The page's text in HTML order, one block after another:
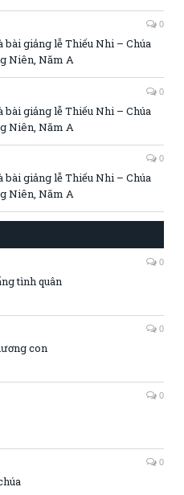
0
giảng lễ Thiếu Nhi – Chúa
Niên, Năm A
0
giảng lễ Thiếu Nhi – Chúa
Niên, Năm A
0
giảng lễ Thiếu Nhi – Chúa
Niên, Năm A
0
tình quân
0
con
0
0